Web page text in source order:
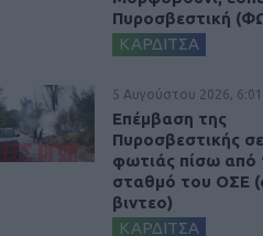
Πυροσβεστική
ΚΑΡΔΙΤΣΑ
5 Αυγούστου 2026,
Επέμβαση της
Πυροσβεστικής
φωτιάς πίσω από
σταθμό του ΟΣΕ
βιντεο)
ΚΑΡΔΙΤΣΑ